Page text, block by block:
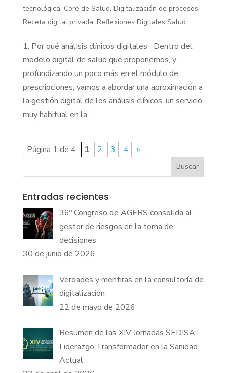
tecnológica, Core de Salud, Digitalización de procesos,
Receta digital privada, Reflexiones Digitales Salud
1. Por qué análisis clínicos digitales Dentro del
modelo digital de salud que proponemos, y
profundizando un poco más en el módulo de
prescripciones, vamos a abordar una aproximación a
la gestión digital de los análisis clínicos, un servicio
muy habitual en la...
Página 1 de 4 1 2 3 4 »
Buscar
Entradas recientes
36º Congreso de AGERS consolida al
gestor de riesgos en la toma de
decisiones
30 de junio de 2026
Verdades y mentiras en la consultoría de
digitalización
22 de mayo de 2026
Resumen de las XIV Jornadas SEDISA:
Liderazgo Transformador en la Sanidad
Actual